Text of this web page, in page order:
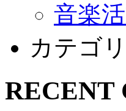
音楽
カテゴ
RECENT